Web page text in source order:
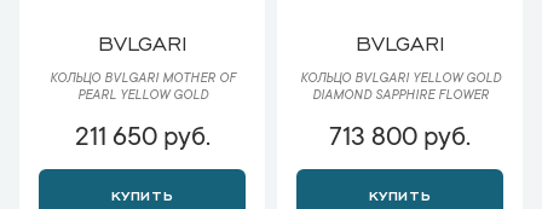
BVLGARI
КОЛЬЦО BVLGARI MOTHER OF
PEARL YELLOW GOLD
211 650 руб.
КУПИТЬ
BVLGARI
КОЛЬЦО BVLGARI YELLOW GOLD
DIAMOND SAPPHIRE FLOWER
713 800 руб.
КУПИТЬ